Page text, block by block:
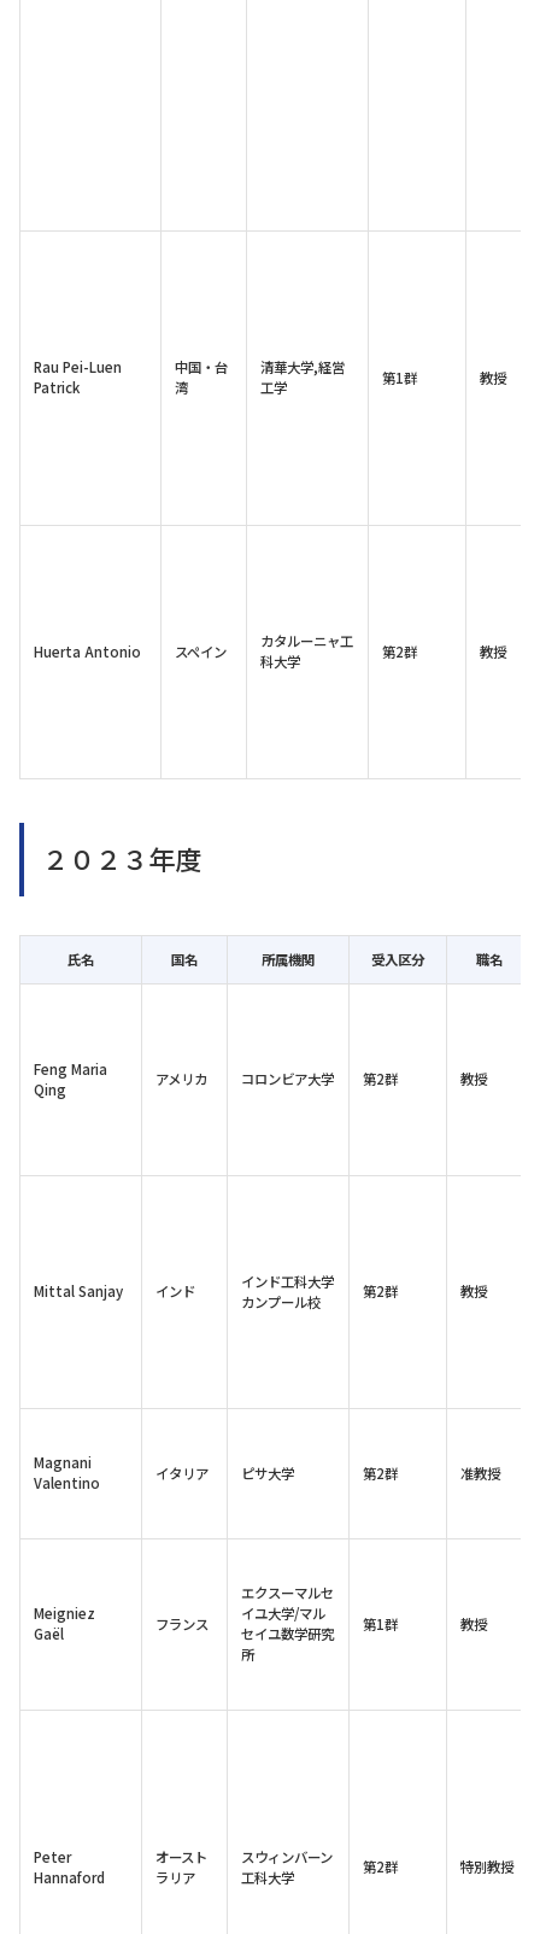
Rau Pei-Luen
Patrick
中国・台
湾
清華大学,経営
工学
第1群 教授
Huerta Antonio スペイン
カタルーニャ工
科大学
第2群 教授
２０２３年度
氏名 国名 所属機関 受入区分 職名
Feng Maria
Qing
アメリカ コロンビア大学 第2群 教授
Mittal Sanjay インド
インド工科大学
カンプール校
第2群 教授
Magnani
Valentino
イタリア ピサ大学 第2群 准教授
Meigniez
Gaël
フランス
エクスーマルセ
イユ大学/マル
セイユ数学研究
所
第1群 教授
Peter
Hannaford
オースト
ラリア
スウィンバーン
工科大学
第2群 特別教授